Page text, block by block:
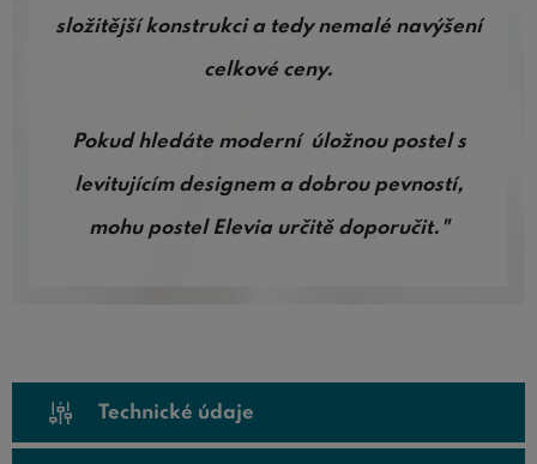
složitější konstrukci a tedy nemalé navýšení
celkové ceny.
Pokud hledáte moderní úložnou postel s
levitujícím designem a dobrou pevností,
mohu postel Elevia určitě doporučit."
Technické údaje